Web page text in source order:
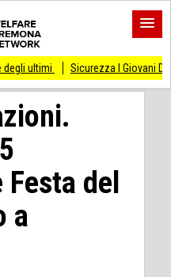
Sicurezza I Giovani Democratici
del
a